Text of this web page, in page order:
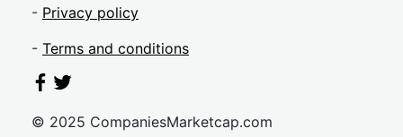
- Privacy policy
- Terms and conditions
© 2025 CompaniesMarketcap.com